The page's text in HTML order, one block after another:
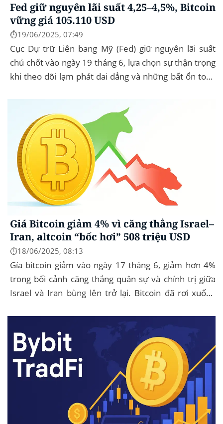
Fed giữ nguyên lãi suất 4,25–4,5%, Bitcoin
vững giá 105.110 USD
⏱️19/06/2025, 07:49
Cục Dự trữ Liên bang Mỹ (Fed) giữ nguyên lãi suất
chủ chốt vào ngày 19 tháng 6, lựa chọn sự thận trọng
khi theo dõi lạm phát dai dẳng và những bất ổn toàn
Giá Bitcoin giảm 4% vì căng thẳng Israel–
Iran, altcoin “bốc hơi” 508 triệu USD
⏱️18/06/2025, 08:13
Gía bitcoin giảm vào ngày 17 tháng 6, giảm hơn 4%
trong bối cảnh căng thẳng quân sự và chính trị giữa
Israel và Iran bùng lên trở lại. Bitcoin đã rơi xuống